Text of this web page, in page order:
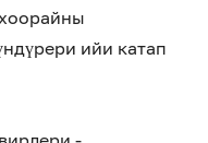
ийи катап